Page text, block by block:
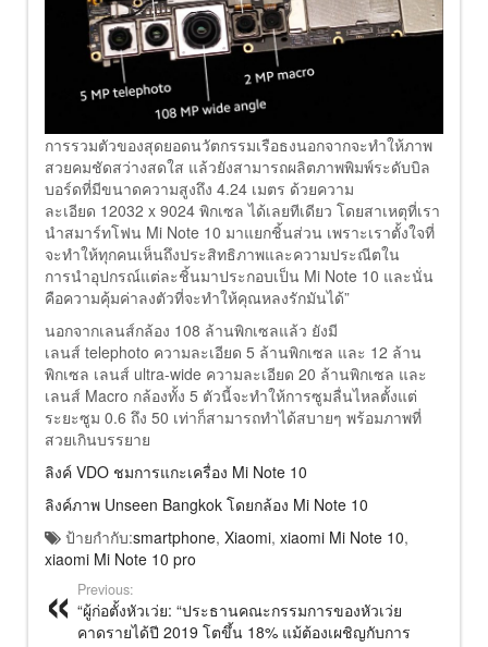
การรวมตัวของสุดยอดนวัตกรรมเรือธงนอกจากจะทำให้ภาพ
สวยคมชัดสว่างสดใส แล้วยังสามารถผลิตภาพพิมพ์ระดับบิล
บอร์ดที่มีขนาดความสูงถึง 4.24 เมตร ด้วยความ
ละเอียด 12032 x 9024 พิกเซล ได้เลยทีเดียว โดยสาเหตุที่เรา
นำสมาร์ทโฟน Mi Note 10 มาแยกชิ้นส่วน เพราะเราตั้งใจที่
จะทำให้ทุกคนเห็นถึงประสิทธิภาพและความประณีตใน
การนำอุปกรณ์แต่ละชิ้นมาประกอบเป็น Mi Note 10 และนั่น
คือความคุ้มค่าลงตัวที่จะทำให้คุณหลงรักมันได้”
นอกจากเลนส์กล้อง 108 ล้านพิกเซลแล้ว ยังมี
เลนส์ telephoto ความละเอียด 5 ล้านพิกเซล และ 12 ล้าน
พิกเซล เลนส์ ultra-wide ความละเอียด 20 ล้านพิกเซล และ
เลนส์ Macro กล้องทั้ง 5 ตัวนี้จะทำให้การซูมลื่นไหลตั้งแต่
ระยะซูม 0.6 ถึง 50 เท่าก็สามารถทำได้สบายๆ พร้อมภาพที่
สวยเกินบรรยาย
ลิงค์ VDO ชมการแกะเครื่อง Mi Note 10
ลิงค์ภาพ Unseen Bangkok โดยกล้อง Mi Note 10
ป้ายกำกับ:smartphone, Xiaomi, xiaomi Mi Note 10,
xiaomi Mi Note 10 pro
Previous:
“ผู้ก่อตั้งหัวเว่ย: “ประธานคณะกรรมการของหัวเว่ย
คาดรายได้ปี 2019 โตขึ้น 18% แม้ต้องเผชิญกับการ